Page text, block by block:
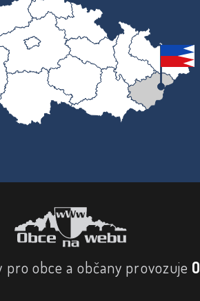
pro obce a občany provozuje